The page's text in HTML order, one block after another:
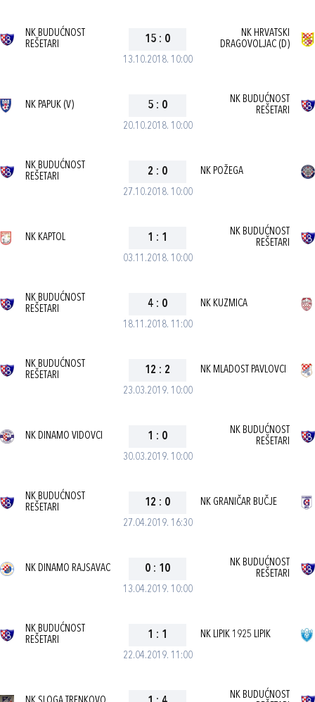
13.10.2018. 10:00
NK BUDUĆNOST
REŠETARI
15 : 0
NK HRVATSKI
DRAGOVOLJAC (D)
20.10.2018. 10:00
NK PAPUK (V) 5 : 0
NK BUDUĆNOST
REŠETARI
27.10.2018. 10:00
NK BUDUĆNOST
REŠETARI
2 : 0 NK POŽEGA
03.11.2018. 10:00
NK KAPTOL 1 : 1
NK BUDUĆNOST
REŠETARI
18.11.2018. 11:00
NK BUDUĆNOST
REŠETARI
4 : 0 NK KUZMICA
23.03.2019. 10:00
NK BUDUĆNOST
REŠETARI
12 : 2 NK MLADOST PAVLOVCI
30.03.2019. 10:00
NK DINAMO VIDOVCI 1 : 0
NK BUDUĆNOST
REŠETARI
27.04.2019. 16:30
NK BUDUĆNOST
REŠETARI
12 : 0 NK GRANIČAR BUČJE
13.04.2019. 10:00
NK DINAMO RAJSAVAC 0 : 10
NK BUDUĆNOST
REŠETARI
22.04.2019. 11:00
NK BUDUĆNOST
REŠETARI
1 : 1 NK LIPIK 1925 LIPIK
NK BUDUĆNOST